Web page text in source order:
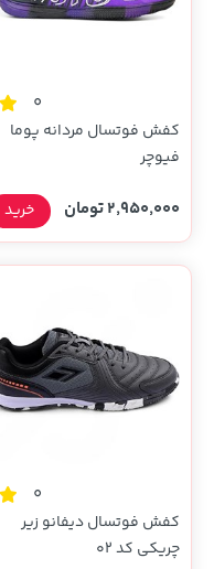
0
کفش فوتسال مردانه پوما
فیوچر
2,950,000 تومان خرید
0
کفش فوتسال دیفانو زیر
چریکی کد ۰۲